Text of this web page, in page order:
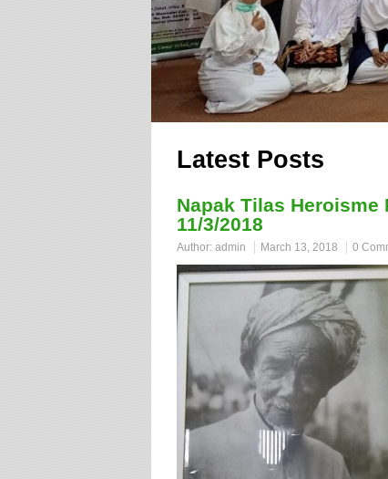
Latest Posts
Napak Tilas Heroisme
11/3/2018
Author: admin March 13, 2018 0